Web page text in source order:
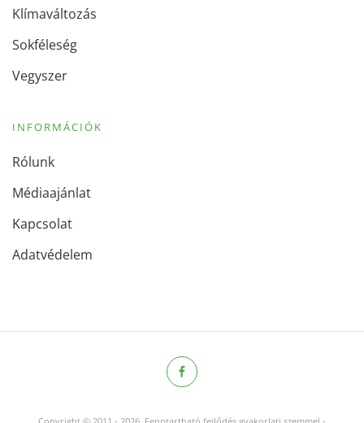
Klímaváltozás
Sokféleség
Vegyszer
INFORMÁCIÓK
Rólunk
Médiaajánlat
Kapcsolat
Adatvédelem